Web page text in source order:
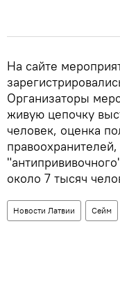
На сайте
Организаторы
живую цепочку
человек, оценка
около 7 тысяч
Новости Латвии Сейм